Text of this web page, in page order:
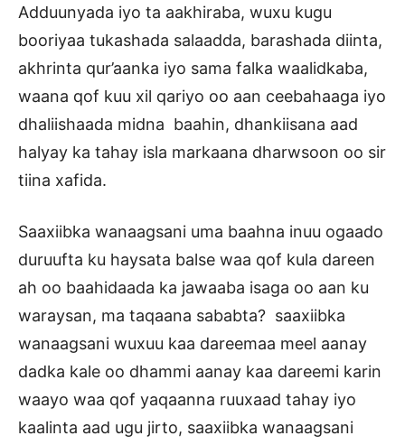
Adduunyada iyo ta aakhiraba, wuxu kugu
booriyaa tukashada salaadda, barashada diinta,
akhrinta qur’aanka iyo sama falka waalidkaba,
waana qof kuu xil qariyo oo aan ceebahaaga iyo
dhaliishaada midna baahin, dhankiisana aad
halyay ka tahay isla markaana dharwsoon oo sir
tiina xafida.
Saaxiibka wanaagsani uma baahna inuu ogaado
duruufta ku haysata balse waa qof kula dareen
ah oo baahidaada ka jawaaba isaga oo aan ku
waraysan, ma taqaana sababta? saaxiibka
wanaagsani wuxuu kaa dareemaa meel aanay
dadka kale oo dhammi aanay kaa dareemi karin
waayo waa qof yaqaanna ruuxaad tahay iyo
kaalinta aad ugu jirto, saaxiibka wanaagsani